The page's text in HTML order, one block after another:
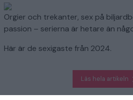
Orgier och trekanter, sex på
passion – serierna är hetare än
Här är de sexigaste från 2024.
Läs hela artikeln